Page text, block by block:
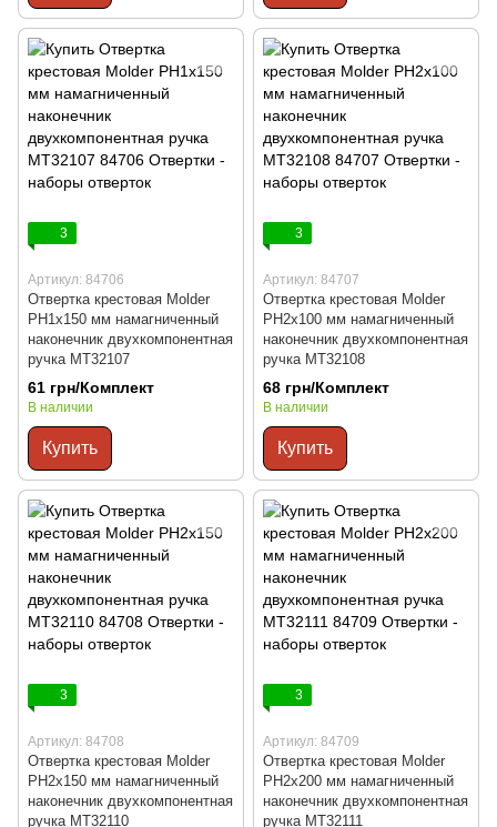
3
Артикул: 84706
Отвертка крестовая Molder
PH1x150 мм намагниченный
наконечник двухкомпонентная
ручка MT32107
61 грн/Комплект
В наличии
Купить
3
Артикул: 84707
Отвертка крестовая Molder
PH2x100 мм намагниченный
наконечник двухкомпонентная
ручка MT32108
68 грн/Комплект
В наличии
Купить
3
Артикул: 84708
Отвертка крестовая Molder
PH2x150 мм намагниченный
наконечник двухкомпонентная
ручка MT32110
3
Артикул: 84709
Отвертка крестовая Molder
PH2x200 мм намагниченный
наконечник двухкомпонентная
ручка MT32111